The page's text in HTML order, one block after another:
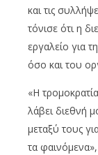
και τις
τόνισε ότι η
εργαλείο για
όσο και του
«Η
λάβει διεθνή
μεταξύ τους
τα